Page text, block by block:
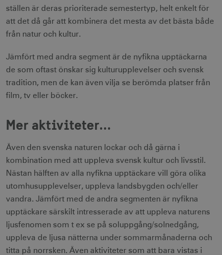
ställen är deras prioriterade semestertyp, helt enkelt för
att det då går att kombinera det mesta av det bästa både
från natur och kultur.
Jämfört med andra segment är de nyfikna upptäckarna
de som oftast önskar sig kulturupplevelser och svensk
tradition, men de kan även vilja se berömda platser från
film, tv eller böcker.
Mer aktiviteter...
Även den svenska naturen lockar och då gärna i
kombination med att uppleva svensk kultur och livsstil.
Nästan hälften av alla nyfikna upptäckare vill göra olika
utomhusupplevelser, uppleva landsbygden och/eller
vandra. Jämfört med de andra segmenten är nyfikna
upptäckare särskilt intresserade av att uppleva naturens
ljusfenomen som t ex se på soluppgång/solnedgång,
uppleva de ljusa nätterna under sommarmånaderna och
titta på norrsken. Även aktiviteter som att bara vistas i